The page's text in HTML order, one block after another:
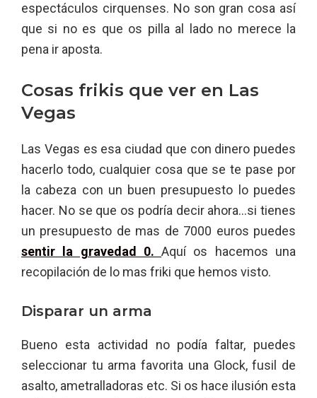
espectáculos cirquenses. No son gran cosa así
que si no es que os pilla al lado no merece la
pena ir aposta.
Cosas frikis que ver en Las
Vegas
Las Vegas es esa ciudad que con dinero puedes
hacerlo todo, cualquier cosa que se te pase por
la cabeza con un buen presupuesto lo puedes
hacer. No se que os podría decir ahora…si tienes
un presupuesto de mas de 7000 euros puedes
sentir la gravedad 0.Aquí os hacemos una
recopilación de lo mas friki que hemos visto.
Disparar un arma
Bueno esta actividad no podía faltar, puedes
seleccionar tu arma favorita una Glock, fusil de
asalto, ametralladoras etc. Si os hace ilusión esta